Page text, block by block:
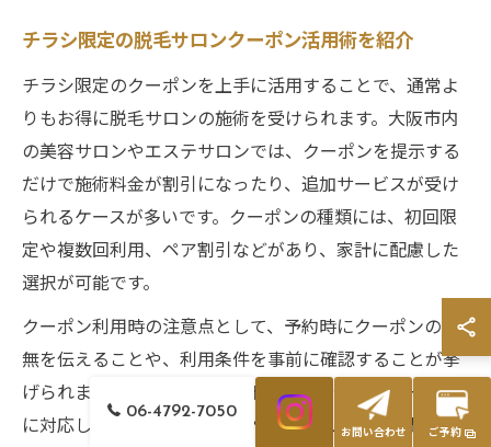
チラシ限定の脱毛サロンクーポン活用術を紹介
チラシ限定のクーポンを上手に活用することで、通常よ
りもお得に脱毛サロンの施術を受けられます。大阪市内
の美容サロンやエステサロンでは、クーポンを提示する
だけで施術料金が割引になったり、追加サービスが受け
られるケースが多いです。クーポンの種類には、初回限
定や複数回利用、ペア割引などがあり、家計に配慮した
選択が可能です。
クーポン利用時の注意点として、予約時にクーポンの有
無を伝えることや、利用条件を事前に確認することが挙
げられます。また、クレジットカードや電子マネー決済
に対応しているか、営業時間やアクセスなども合わせて
06-4792-7050
お問い合わせ ご予約